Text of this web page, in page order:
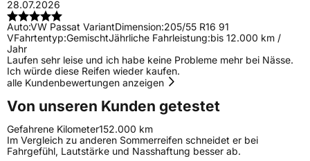
28.07.2026
Auto:VW Passat VariantDimension:205/55 R16 91
VFahrtentyp:GemischtJährliche Fahrleistung:bis 12.000 km /
Jahr
Laufen sehr leise und ich habe keine Probleme mehr bei Nässe.
Ich würde diese Reifen wieder kaufen.
alle Kundenbewertungen anzeigen
Von unseren Kunden getestet
Gefahrene Kilometer152.000 km
Im Vergleich zu anderen Sommerreifen schneidet er bei
Fahrgefühl, Lautstärke und Nasshaftung besser ab.